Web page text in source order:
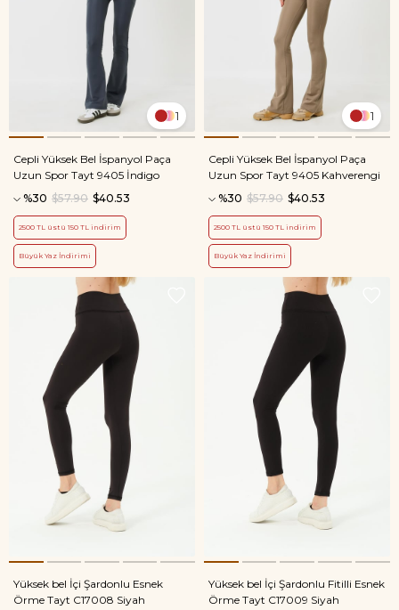
1
Cepli Yüksek Bel İspanyol Paça
Uzun Spor Tayt 9405 İndigo
%30
$40.53
$57.90
2500 TL üstü 150 TL indirim
Büyük Yaz İndirimi
1
Cepli Yüksek Bel İspanyol Paça
Uzun Spor Tayt 9405 Kahverengi
%30
$40.53
$57.90
2500 TL üstü 150 TL indirim
Büyük Yaz İndirimi
Yüksek bel İçi Şardonlu Esnek
Örme Tayt C17008 Siyah
Yüksek bel İçi Şardonlu Fitilli Esnek
Örme Tayt C17009 Siyah